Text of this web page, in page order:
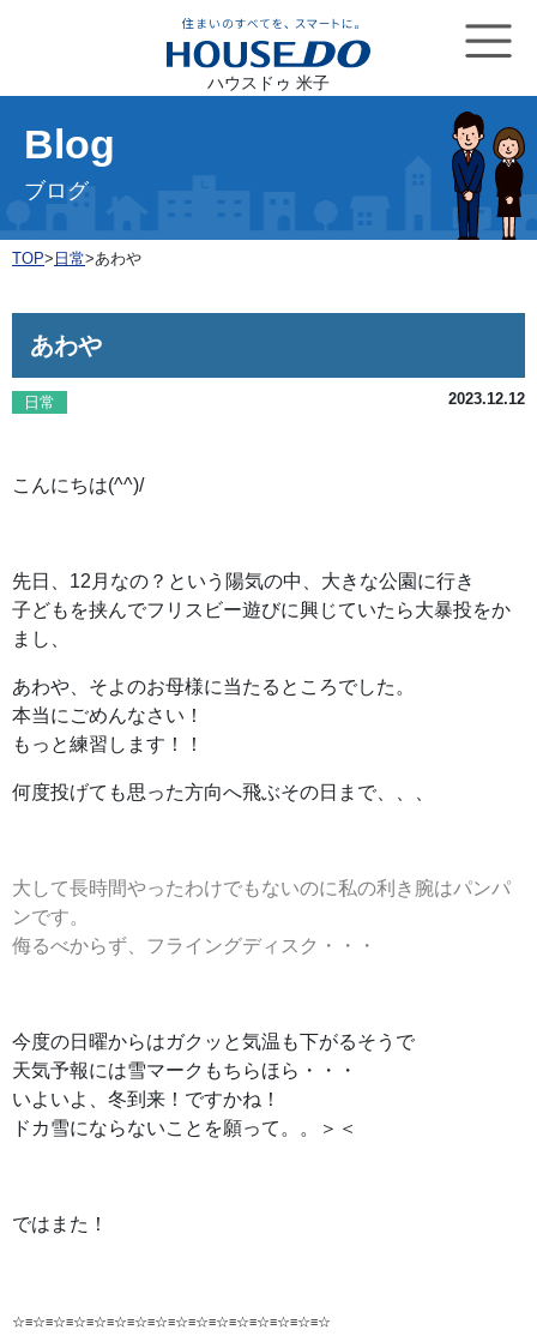
ハウスドゥ 米子
Blog
ブログ
TOP> 日常>あわや
あわや
日常 2023.12.12
こんにちは(^^)/
先日、12月なの？という陽気の中、大きな公園に行き
子どもを挟んでフリスビー遊びに興じていたら大暴投をか
まし、
あわや、そよのお母様に当たるところでした。
本当にごめんなさい！
もっと練習します！！
何度投げても思った方向へ飛ぶその日まで、、、
大して長時間やったわけでもないのに私の利き腕はパンパ
ンです。
侮るべからず、フライングディスク・・・
今度の日曜からはガクッと気温も下がるそうで
天気予報には雪マークもちらほら・・・
いよいよ、冬到来！ですかね！
ドカ雪にならないことを願って。。＞＜
ではまた！
☆≡☆≡☆≡☆≡☆≡☆≡☆≡☆≡☆≡☆≡☆≡☆≡☆≡☆≡☆≡☆